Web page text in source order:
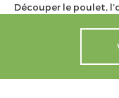
Découper le poulet,